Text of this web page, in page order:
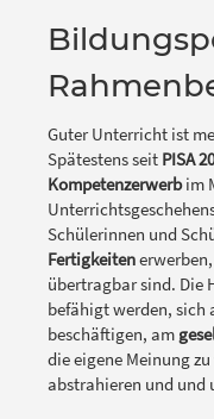
Guter Unterricht ist
Spätestens seit PISA
Kompetenzerwerbim
Schülerinnen und
Fertigkeiten
übertragbar sind. Die
befähigt werden, sich
beschäftigen, am
die eigene Meinung
abstrahieren und